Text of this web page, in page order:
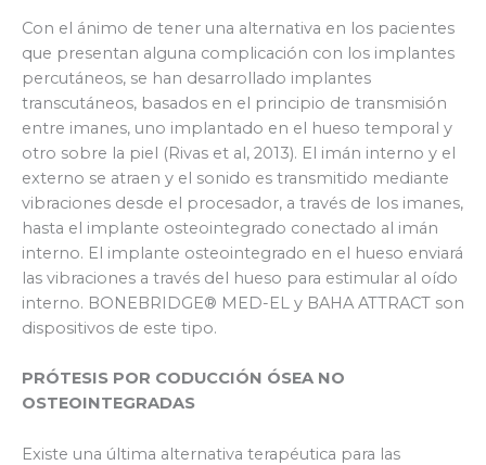
Con el ánimo de tener una alternativa en los pacientes
que presentan alguna complicación con los implantes
percutáneos, se han desarrollado implantes
transcutáneos, basados en el principio de transmisión
entre imanes, uno implantado en el hueso temporal y
otro sobre la piel (Rivas et al, 2013). El imán interno y el
externo se atraen y el sonido es transmitido mediante
vibraciones desde el procesador, a través de los imanes,
hasta el implante osteointegrado conectado al imán
interno. El implante osteointegrado en el hueso enviará
las vibraciones a través del hueso para estimular al oído
interno. BONEBRIDGE® MED-EL y BAHA ATTRACT son
dispositivos de este tipo.
PRÓTESIS POR CODUCCIÓN ÓSEA NO
OSTEOINTEGRADAS
Existe una última alternativa terapéutica para las